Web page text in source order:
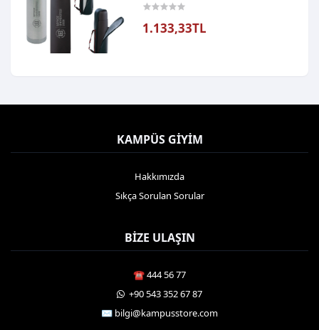
1.133,33TL
KAMPÜS GIYIM
Hakkımızda
Sıkça Sorulan Sorular
BIZE ULAŞIN
☎️ 444 56 77
️ +90 543 352 67 87
✉️ bilgi@kampusstore.com